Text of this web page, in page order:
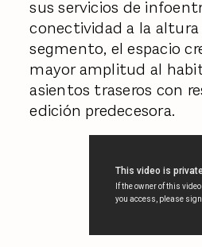
sus servicios de
conectividad a la
segmento, el espacio
mayor amplitud al
asientos traseros con
edición predecesora.